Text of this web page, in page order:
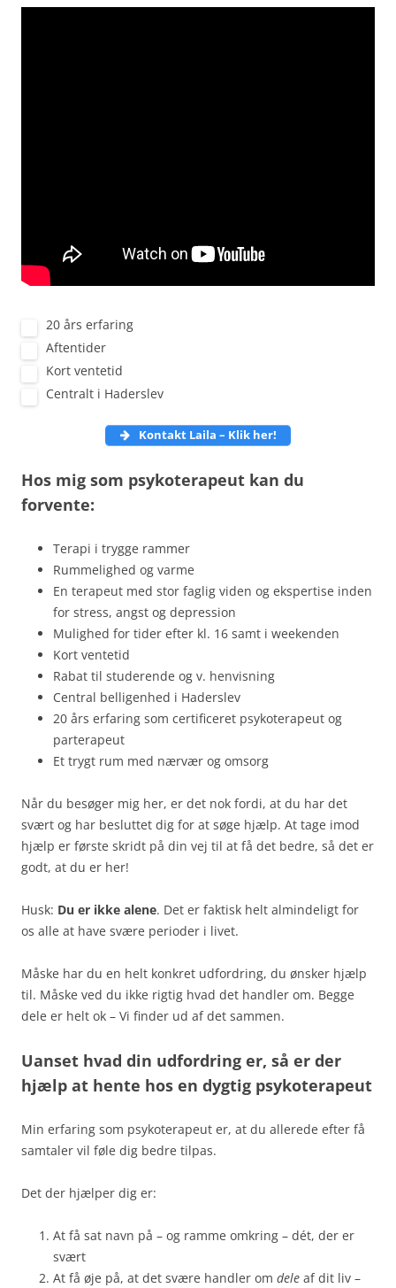
20 års erfaring
Aftentider
Kort ventetid
Centralt i Haderslev
Kontakt Laila – Klik her!
Hos mig som psykoterapeut kan du
forvente:
Terapi i trygge rammer
Rummelighed og varme
En terapeut med stor faglig viden og ekspertise inden
for stress, angst og depression
Mulighed for tider efter kl. 16 samt i weekenden
Kort ventetid
Rabat til studerende og v. henvisning
Central belligenhed i Haderslev
20 års erfaring som certificeret psykoterapeut og
parterapeut
Et trygt rum med nærvær og omsorg
Når du besøger mig her, er det nok fordi, at du har det
svært og har besluttet dig for at søge hjælp. At tage imod
hjælp er første skridt på din vej til at få det bedre, så det er
godt, at du er her!
Husk: Du er ikke alene. Det er faktisk helt almindeligt for
os alle at have svære perioder i livet.
Måske har du en helt konkret udfordring, du ønsker hjælp
til. Måske ved du ikke rigtig hvad det handler om. Begge
dele er helt ok – Vi finder ud af det sammen.
Uanset hvad din udfordring er, så er der
hjælp at hente hos en dygtig psykoterapeut
Min erfaring som psykoterapeut er, at du allerede efter få
samtaler vil føle dig bedre tilpas.
Det der hjælper dig er:
At få sat navn på – og ramme omkring – dét, der er
svært
At få øje på, at det svære handler om dele af dit liv –